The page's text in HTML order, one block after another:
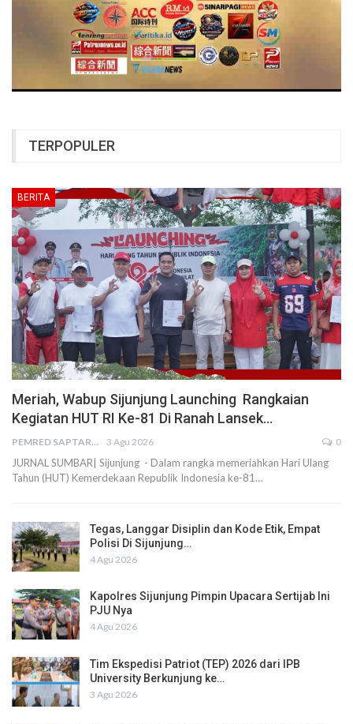
TERPOPULER
BERITA
Meriah, Wabup Sijunjung Launching Rangkaian
Kegiatan HUT RI Ke-81 Di Ranah Lansek…
PEMRED SAPTARIUS 3 Agu 2026 0
JURNAL SUMBAR| Sijunjung - Dalam rangka memeriahkan Hari Ulang
Tahun (HUT) Kemerdekaan Republik Indonesia ke-81…
Tegas, Langgar Disiplin dan Kode Etik, Empat
Polisi Di Sijunjung…
4 Agu 2026
Kapolres Sijunjung Pimpin Upacara Sertijab Ini
PJU Nya
4 Agu 2026
Tim Ekspedisi Patriot (TEP) 2026 dari IPB
University Berkunjung ke…
3 Agu 2026